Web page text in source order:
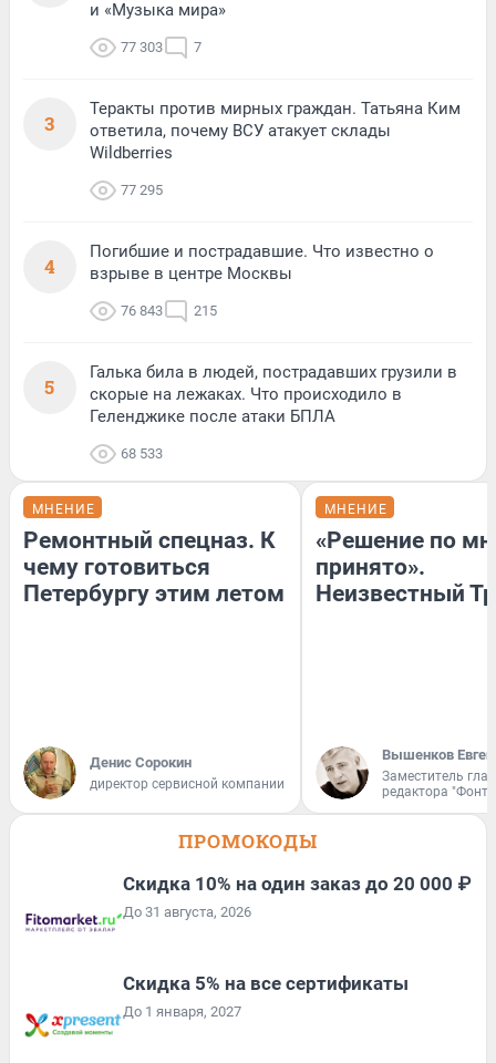
и «Музыка мира»
77 303 7
3
Теракты против мирных граждан. Татьяна Ким
ответила, почему ВСУ атакует склады
Wildberries
77 295
4
Погибшие и пострадавшие. Что известно о
взрыве в центре Москвы
76 843 215
5
Галька била в людей, пострадавших грузили в
скорые на лежаках. Что происходило в
Геленджике после атаки БПЛА
68 533
МНЕНИЕ
Ремонтный спецназ. К
чему готовиться
Петербургу этим летом
Денис Сорокин
директор сервисной компании
МНЕНИЕ
«Решение по
принято».
Неизвестный
Вышенков
Заместитель
редактора
ПРОМОКОДЫ
Скидка 10% на один заказ до 20 000 ₽
До 31 августа, 2026
Скидка 5% на все сертификаты
До 1 января, 2027